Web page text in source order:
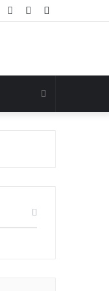
Artigo
Entrar
Instagram
por